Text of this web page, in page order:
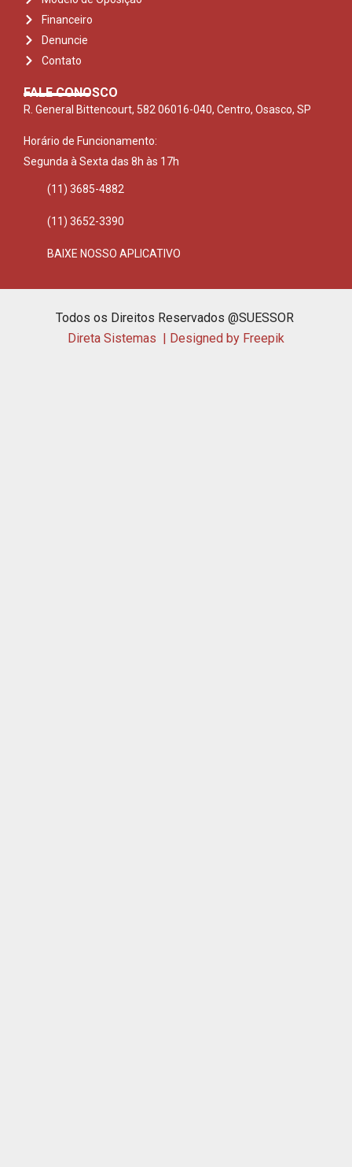
Financeiro
Denuncie
Contato
FALE CONOSCO
R. General Bittencourt, 582 06016-040, Centro, Osasco, SP
Horário de Funcionamento:
Segunda à Sexta das 8h às 17h
(11) 3685-4882
(11) 3652-3390
BAIXE NOSSO APLICATIVO
Todos os Direitos Reservados @SUESSOR
Direta Sistemas | Designed by Freepik